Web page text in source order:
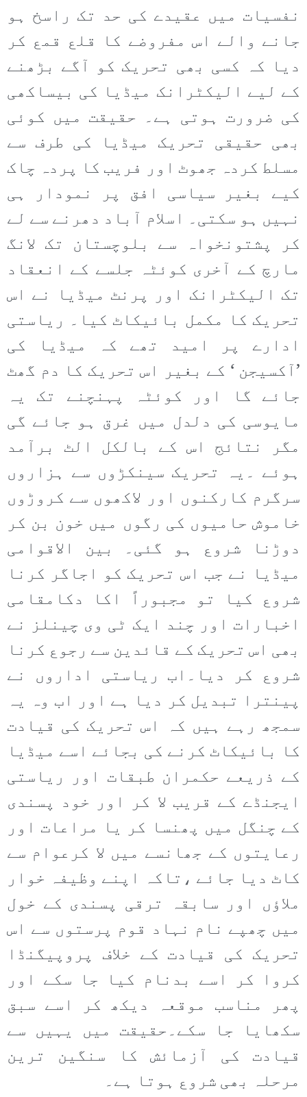
نفسیات میں عقیدے کی حد تک راسخ ہو
جانے والے اس مفروضے کا قلع قمع کر
دیا کہ کسی بھی تحریک کو آگے بڑھنے
کے لیے الیکٹرانک میڈیا کی بیساکھی
کی ضرورت ہوتی ہے۔ حقیقت میں کوئی
بھی حقیقی تحریک میڈیا کی طرف سے
مسلط کردہ جھوٹ اور فریب کا پردہ چاک
کیے بغیر سیاسی افق پر نمودار ہی
نہیں ہو سکتی۔ اسلام آباد دھرنے سے لے
کر پشتونخواہ سے بلوچستان تک لانگ
مارچ کے آخری کوئٹہ جلسے کے انعقاد
تک الیکٹرانک اور پرنٹ میڈیا نے اس
تحریک کا مکمل بائیکاٹ کیا۔ ریاستی
ادارے پر امید تھے کہ میڈیا کی
’آکسیجن ‘ کے بغیر اس تحریک کا دم گھٹ
جائے گا اور کوئٹہ پہنچنے تک یہ
مایوسی کی دلدل میں غرق ہو جائے گی
مگر نتائج اس کے بالکل الٹ برآمد
ہوئے ۔یہ تحریک سینکڑوں سے ہزاروں
سرگرم کارکنوں اور لاکھوں سے کروڑوں
خاموش حامیوں کی رگوں میں خون بن کر
دوڑنا شروع ہو گئی۔ بین الاقوامی
میڈیا نے جب اس تحریک کو اجاگر کرنا
شروع کیا تو مجبوراً اکا دکامقامی
اخبارات اور چند ایک ٹی وی چینلز نے
بھی اس تحریک کے قائدین سے رجوع کرنا
شروع کر دیا۔اب ریاستی اداروں نے
پینترا تبدیل کر دیا ہے اور اب وہ یہ
سمجھ رہے ہیں کہ اس تحریک کی قیادت
کا بائیکاٹ کرنے کی بجائے اسے میڈیا
کے ذریعے حکمران طبقات اور ریاستی
ایجنڈے کے قریب لا کر اور خود پسندی
کے چنگل میں پھنسا کر یا مراعات اور
رعایتوں کے جھانسے میں لا کرعوام سے
کاٹ دیا جائے ،تاکہ اپنے وظیفہ خوار
ملاؤں اور سابقہ ترقی پسندی کے خول
میں چھپے نام نہاد قوم پرستوں سے اس
تحریک کی قیادت کے خلاف پروپیگنڈا
کروا کر اسے بدنام کیا جا سکے اور
پھر مناسب موقعہ دیکھ کر اسے سبق
سکھایا جا سکے۔حقیقت میں یہیں سے
قیادت کی آزمائش کا سنگین ترین
مرحلہ بھی شروع ہوتا ہے۔